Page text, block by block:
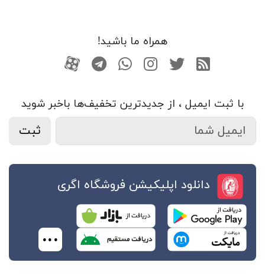
همراه ما باشید!
RSS توییتراینستاگرام
واتساپتلگرامآپارات
با ثبت ایمیل ، از جدید‌ترین تخفیف‌ها با‌خبر شوید
ثبت
دانلود اپلیکیشن فروشگاه اگری